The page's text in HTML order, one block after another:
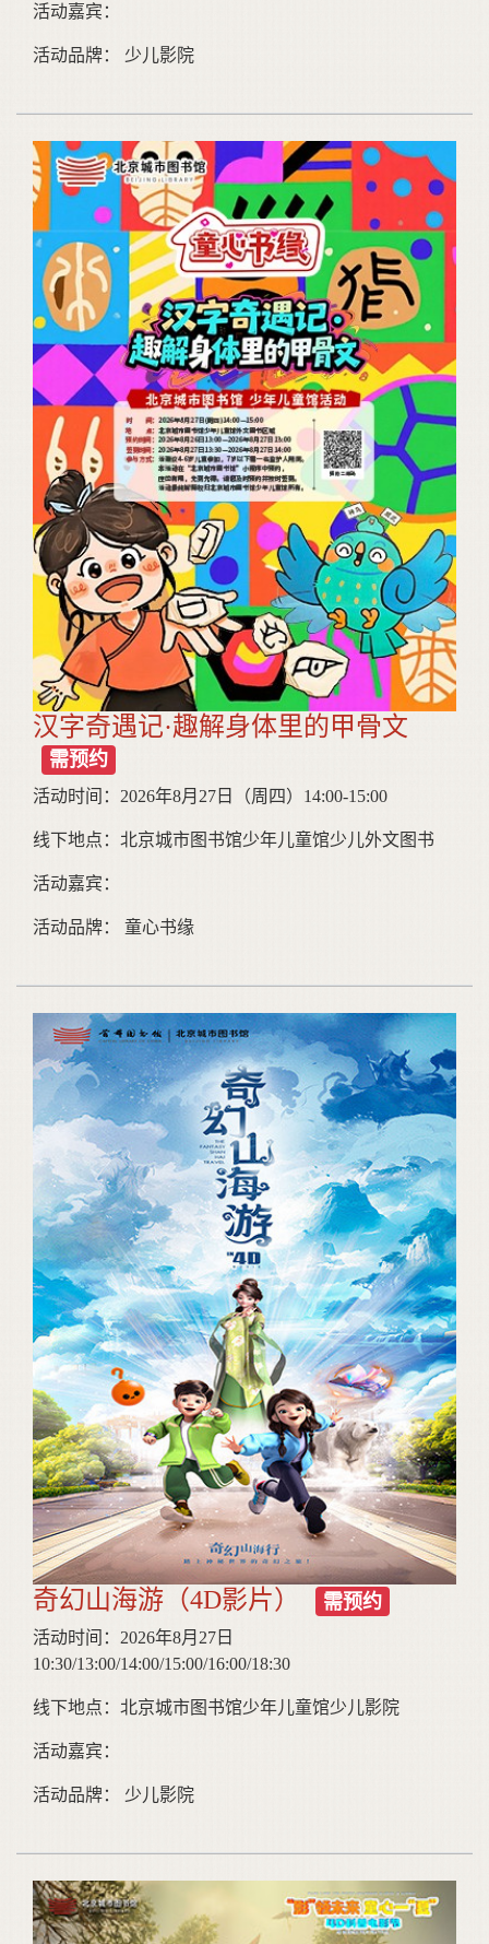
活动嘉宾：
活动品牌： 少儿影院
汉字奇遇记·趣解身体里的甲骨文
需预约
活动时间：2026年8月27日（周四）14:00-15:00
线下地点：北京城市图书馆少年儿童馆少儿外文图书
活动嘉宾：
活动品牌： 童心书缘
奇幻山海游（4D影片） 需预约
活动时间：2026年8月27日
10:30/13:00/14:00/15:00/16:00/18:30
线下地点：北京城市图书馆少年儿童馆少儿影院
活动嘉宾：
活动品牌： 少儿影院